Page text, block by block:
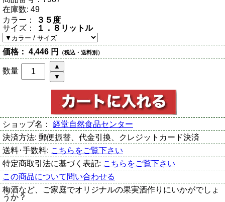
在庫数: 49
カラー：
３５度
サイズ：
１．８リットル
価格： 4,446 円 （税込・送料別）
数量
ショップ名： 経堂自然食品センター
決済方法: 郵便振替、代金引換、クレジットカード決済
送料･手数料: こちらをご覧下さい
特定商取引法に基づく表記: こちらをご覧下さい
この商品について問い合わせる
梅酒など、ご家庭でオリジナルの果実酒作りにいかがでしょ
うか？